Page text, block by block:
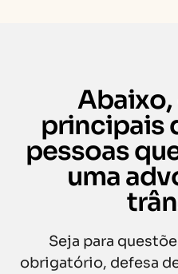
Abaixo,
principais
pessoas
uma
Seja para
obrigatório, defesa